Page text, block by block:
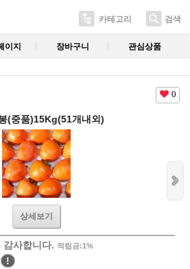
카테고리 검색
이지 장바구니 관심상품
0
(중품)15Kg(51개내외)
상세보기
감사합니다. 적립금:1%
!